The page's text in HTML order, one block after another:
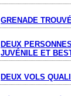
GRENADE
DEUX
JUVÉNILE ET
DEUX VOLS